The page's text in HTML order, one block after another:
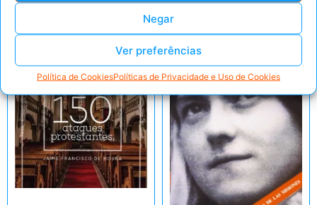
Negar
Ver preferências
Política de CookiesPolíticas de Privacidade e Uso de Cookies
E-Book E-Book